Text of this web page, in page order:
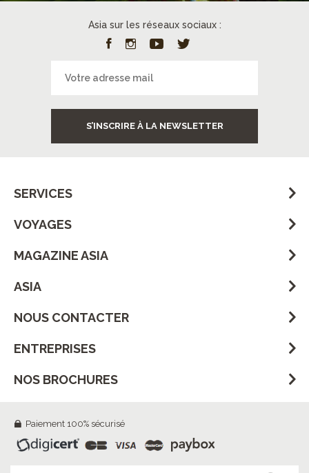
Asia sur les réseaux sociaux :
S’INSCRIRE À LA NEWSLETTER
SERVICES
VOYAGES
MAGAZINE ASIA
ASIA
NOUS CONTACTER
ENTREPRISES
NOS BROCHURES
Paiement 100% sécurisé